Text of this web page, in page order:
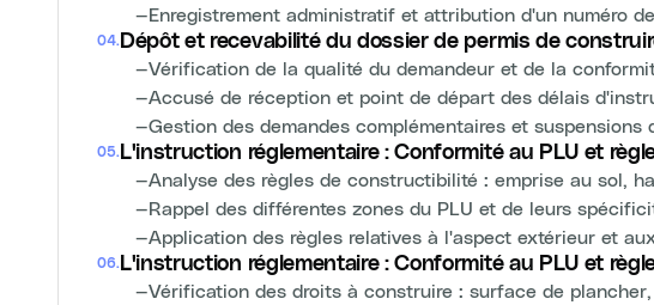
—Enregistrement administratif et attribution d'un numéro
04. Dépôt et recevabilité du dossier de permis de
—Vérification de la qualité du demandeur et de la
—Accusé de réception et point de départ des délais
—Gestion des demandes complémentaires et suspensions
05. L'instruction réglementaire : Conformité au PLU et
—Analyse des règles de constructibilité : emprise au sol,
—Rappel des différentes zones du PLU et de leurs
—Application des règles relatives à l'aspect extérieur et
06. L'instruction réglementaire : Conformité au PLU et
—Vérification des droits à construire : surface de